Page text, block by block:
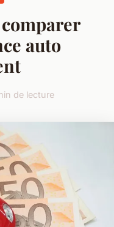
auto
de lecture